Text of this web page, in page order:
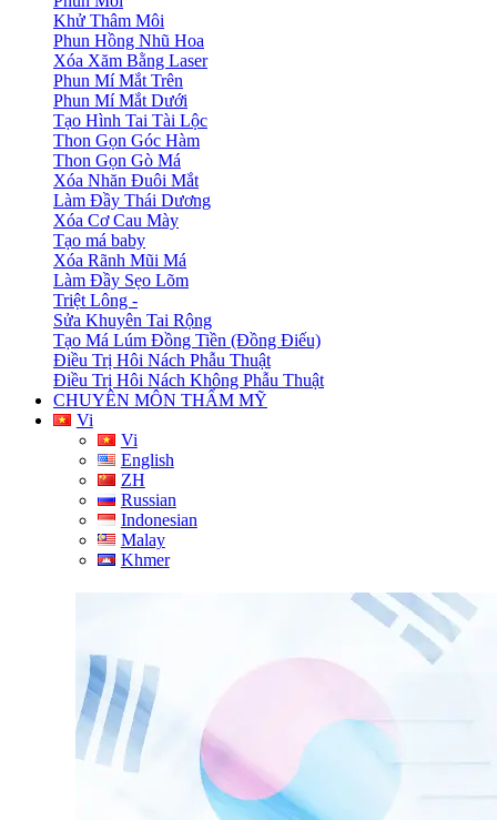
Khử Thâm Môi
Phun Hồng Nhũ Hoa
Xóa Xăm Bằng Laser
Phun Mí Mắt Trên
Phun Mí Mắt Dưới
Tạo Hình Tai Tài Lộc
Thon Gọn Góc Hàm
Thon Gọn Gò Má
Xóa Nhăn Đuôi Mắt
Làm Đầy Thái Dương
Xóa Cơ Cau Mày
Tạo má baby
Xóa Rãnh Mũi Má
Làm Đầy Sẹo Lõm
Triệt Lông -
Sửa Khuyên Tai Rộng
Tạo Má Lúm Đồng Tiền (Đồng Điếu)
Điều Trị Hôi Nách Phẫu Thuật
Điều Trị Hôi Nách Không Phẫu Thuật
CHUYÊN MÔN THẨM MỸ
Vi
Vi
English
ZH
Russian
Indonesian
Malay
Khmer